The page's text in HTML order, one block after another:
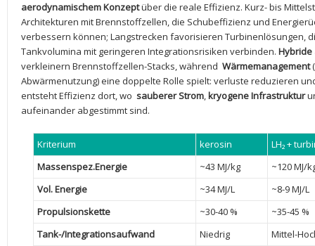
aerodynamischem Konzept‌über die reale‌ Effizienz. Kurz- bis
Architekturen mit‍ Brennstoffzellen, die Schubeffizienz und
verbessern‌ können; Langstrecken favorisieren Turbinenlösungen,
Tankvolumina‌ mit geringeren Integrationsrisiken verbinden.
verkleinern Brennstoffzellen-Stacks, während ⁣ Wärmemanagement
Abwärmenutzung) ⁢eine doppelte‌ Rolle spielt: verluste reduzieren
entsteht Effizienz dort, wo ⁣ sauberer Strom,kryogene Infrastruktur
aufeinander abgestimmt sind.
Kriterium kerosin
LH₂ +
Massenspez.Energie
~43 MJ/kg
~120 MJ/
Vol. Energie
~34 MJ/L
~8-9 MJ/L
Propulsionskette
~30-40 %
~35-45 %
Tank-/Integrationsaufwand
Niedrig
Mittel-